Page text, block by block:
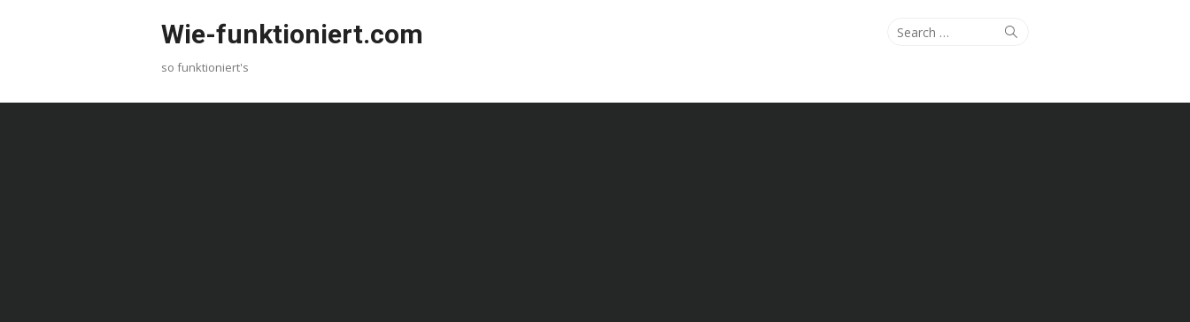
Wie-funktioniert.com
so funktioniert's
Search
Search